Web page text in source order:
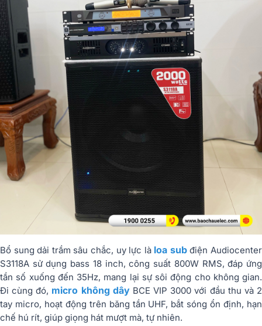
Bổ sung dải trầm sâu chắc, uy lực là loa subđiện Audiocenter
S3118A sử dụng bass 18 inch, công suất 800W RMS, đáp ứng
tần số xuống đến 35Hz, mang lại sự sôi động cho không gian.
Đi cùng đó, micro không dâyBCE VIP 3000 với đầu thu và 2
tay micro, hoạt động trên băng tần UHF, bắt sóng ổn định, hạn
chế hú rít, giúp giọng hát mượt mà, tự nhiên.